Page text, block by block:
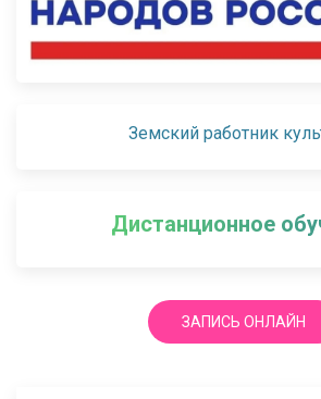
Земский работник
Дистанционное
ЗАПИСЬ ОНЛАЙН